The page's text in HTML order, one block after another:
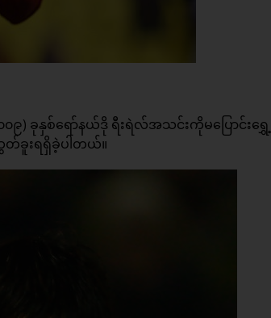
) ခုနှစ်ရော်နယ်ဒို ရီးရဲလ်အသင်းကိုမပြောင်းရွှ
တ်ခူးရရှိခဲ့ပါတယ်။